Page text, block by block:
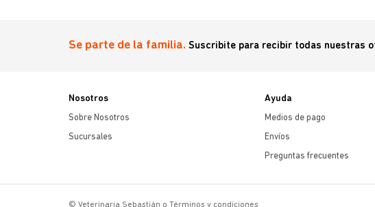
Se parte de la familia. Suscribite para recibir todas nuestras
Nosotros
Sobre Nosotros
Sucursales
Ayuda
Medios de pago
Envíos
Preguntas frecuentes
© Veterinaria Sebastián o Términos y condiciones